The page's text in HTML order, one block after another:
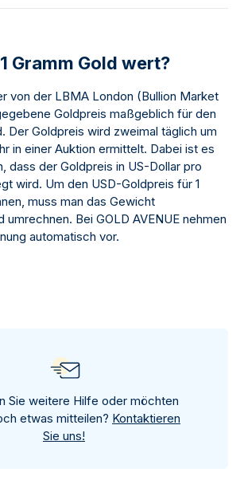
Gramm Gold wert?
von der LBMA London (Bullion Market
Goldpreis maßgeblich für den
Der Goldpreis wird zweimal täglich um
in einer Auktion ermittelt. Dabei ist es
dass der Goldpreis in US-Dollar pro
wird. Um den USD-Goldpreis für 1
muss man das Gewicht
Bei GOLD AVENUE nehmen
automatisch vor.
Sie weitere Hilfe oder möchten
etwas mitteilen? Kontaktieren
Sie uns!